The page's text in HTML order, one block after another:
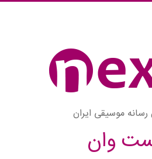
موسیقی ایران
وان